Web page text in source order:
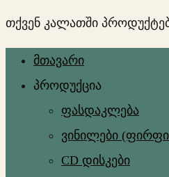
თქვენ კალათში
მთავარი
პროდუქცია
ფასდაკლება
ვინილები
CD დისკები